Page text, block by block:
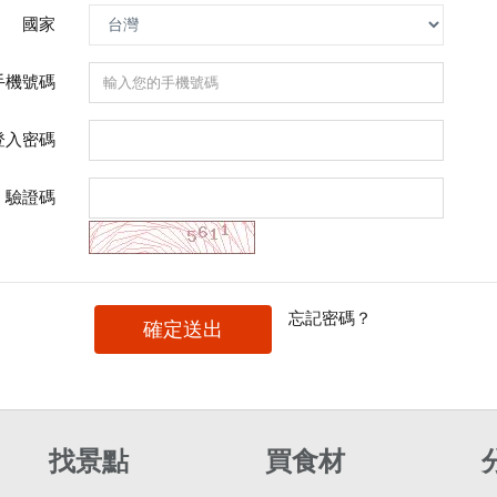
國家
機號碼
入密碼
驗證碼
確定送出
忘記密碼？
找景點 買食材